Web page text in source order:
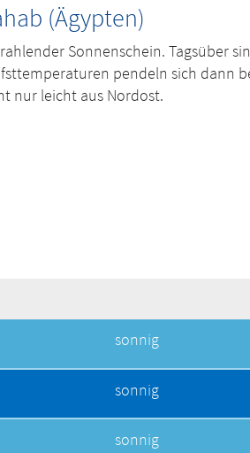
(Ägypten)
Sonnenschein. Tagsüber
pendeln sich dann
nur leicht aus Nordost.
sonnig
sonnig
sonnig